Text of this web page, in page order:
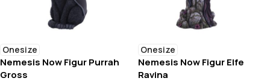
Onesize
Nemesis Now Figur Purrah
Gross
Onesize
Nemesis Now Figur Elfe
Ravina